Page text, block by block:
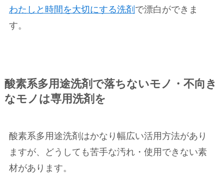
わたしと時間を大切にする洗剤 で漂白ができま
す。
酸素系多用途洗剤で落ちないモノ・不向き
なモノは専用洗剤を
酸素系多用途洗剤はかなり幅広い活用方法があり
ますが、どうしても苦手な汚れ・使用できない素
材があります。